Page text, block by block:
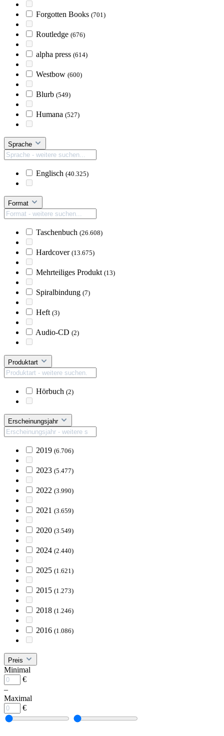
Forgotten Books (701)
Routledge (676)
alpha press (614)
Westbow (600)
Blurb (549)
Humana (527)
Sprache
Englisch (40.325)
Format
Taschenbuch (26.608)
Hardcover (13.675)
Mehrteiliges Produkt (13)
Spiralbindung (7)
Heft (3)
Audio-CD (2)
Produktart
Hörbuch (2)
Erscheinungsjahr
2019 (6.706)
2023 (5.477)
2022 (3.990)
2021 (3.659)
2020 (3.549)
2024 (2.440)
2025 (1.621)
2015 (1.273)
2018 (1.246)
2016 (1.086)
Preis
Minimal
€
–
Maximal
€